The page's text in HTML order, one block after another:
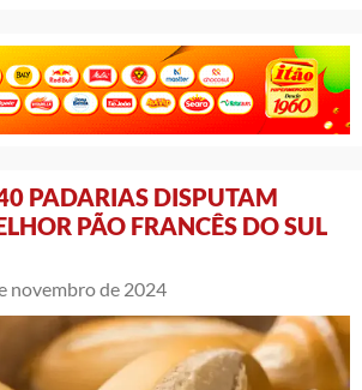
PADARIAS DISPUTAM
PÃO FRANCÊS DO SUL
novembro de 2024